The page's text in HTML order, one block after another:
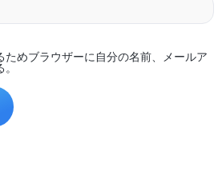
めブラウザーに自分の名前、メールア
。